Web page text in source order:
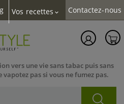
Vos recettes expand_more Contactez-nous
vers une vie sans tabac puis sans
pas si vous ne fumez pas.